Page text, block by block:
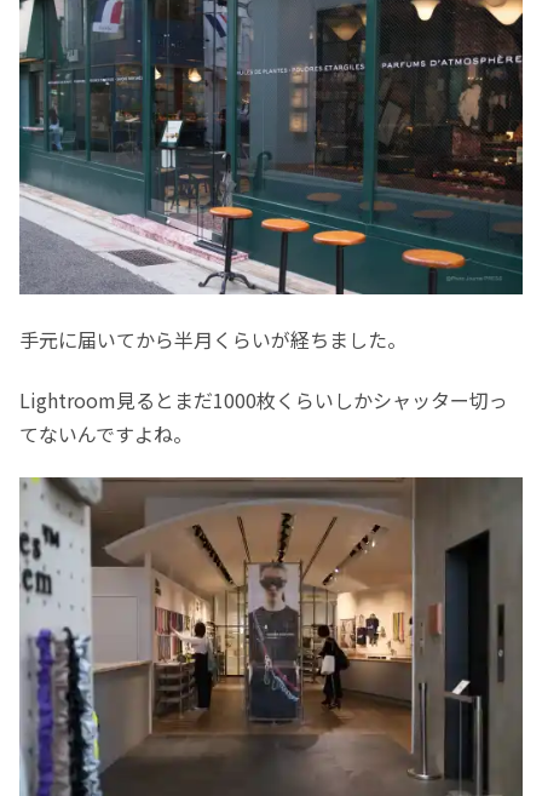
手元に届いてから半月くらいが経ちました。
Lightroom見るとまだ1000枚くらいしかシャッター切っ
てないんですよね。